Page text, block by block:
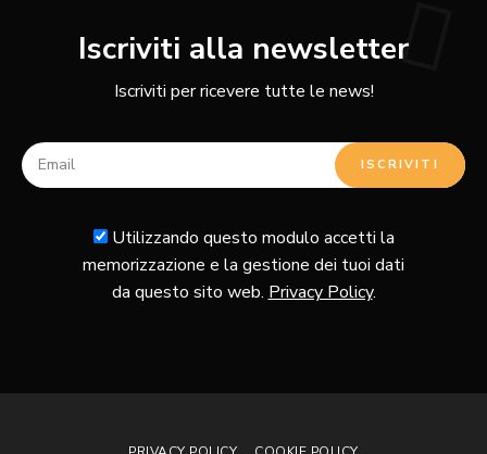
Iscriviti alla newsletter
Iscriviti per ricevere tutte le news!
Utilizzando questo modulo accetti la
memorizzazione e la gestione dei tuoi dati
da questo sito web. Privacy Policy.